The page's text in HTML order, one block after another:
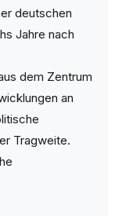
deutschen
Jahre nach
dem Zentrum
an
Tragweite.